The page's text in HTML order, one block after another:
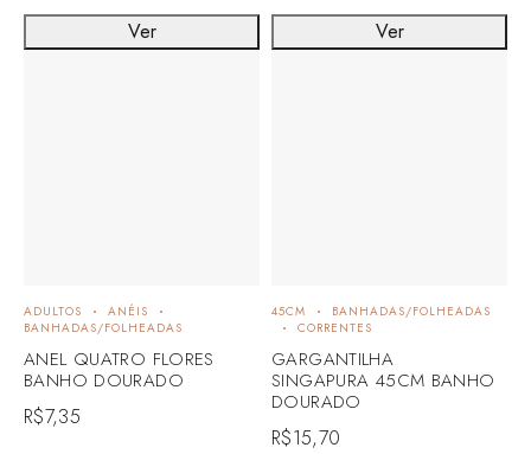
ADULTOS
ANÉIS
BANHADAS/FOLHEADAS
ANEL QUATRO FLORES
BANHO DOURADO
R$7,35
Ver
45CM
BANHADAS/FOLHEADAS
CORRENTES
GARGANTILHA
SINGAPURA 45CM BANHO
DOURADO
R$15,70
Ver